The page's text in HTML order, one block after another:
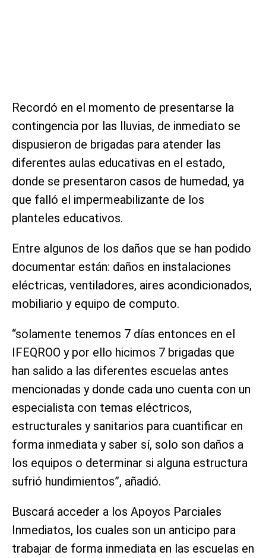
Recordó en el momento de presentarse la
contingencia por las lluvias, de inmediato se
dispusieron de brigadas para atender las
diferentes aulas educativas en el estado,
donde se presentaron casos de humedad, ya
que falló el impermeabilizante de los
planteles educativos.
Entre algunos de los daños que se han podido
documentar están: daños en instalaciones
eléctricas, ventiladores, aires acondicionados,
mobiliario y equipo de computo.
“solamente tenemos 7 días entonces en el
IFEQROO y por ello hicimos 7 brigadas que
han salido a las diferentes escuelas antes
mencionadas y donde cada uno cuenta con un
especialista con temas eléctricos,
estructurales y sanitarios para cuantificar en
forma inmediata y saber sí, solo son daños a
los equipos o determinar si alguna estructura
sufrió hundimientos”, añadió.
Buscará acceder a los Apoyos Parciales
Inmediatos, los cuales son un anticipo para
trabajar de forma inmediata en las escuelas en